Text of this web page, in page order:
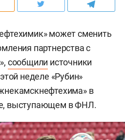
может сменить
партнерства с
сообщили источники
неделе «Рубин»
в
выступающем в ФНЛ.